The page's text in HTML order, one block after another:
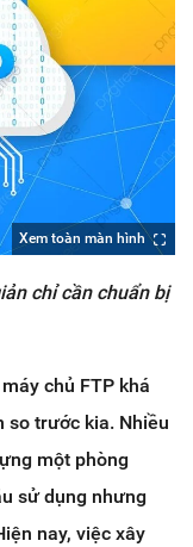
Xem toàn màn hình
chỉ cần chuẩn bị
chủ FTP khá
so trước kia. Nhiều
một phòng
sử dụng nhưng
nay, việc xây